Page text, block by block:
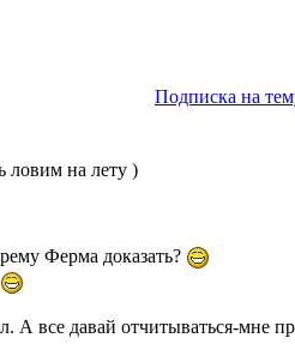
Подписка на
ловим на лету )
Ферма доказать?
А все давай отчитываться-мне